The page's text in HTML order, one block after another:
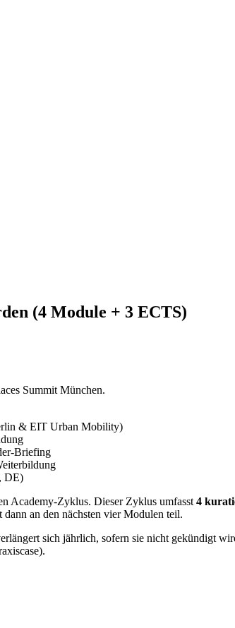
(4 Module + 3 ECTS)
Summit München.
& EIT Urban Mobility)
DE)
Academy‑Zyklus. Dieser Zyklus umfasst 4
dann an den nächsten vier Modulen teil.
sich jährlich, sofern sie nicht gekündigt